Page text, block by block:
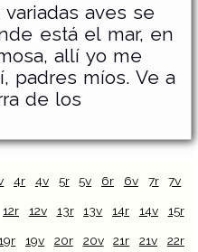
variadas aves se
está el mar, en
allí yo me
padres míos. Ve a
de los
4r 4v 5r 5v 6r 6v 7r 7v
12r 12v 13r 13v 14r 14v 15r
19v 20r 20v 21r 21v 22r